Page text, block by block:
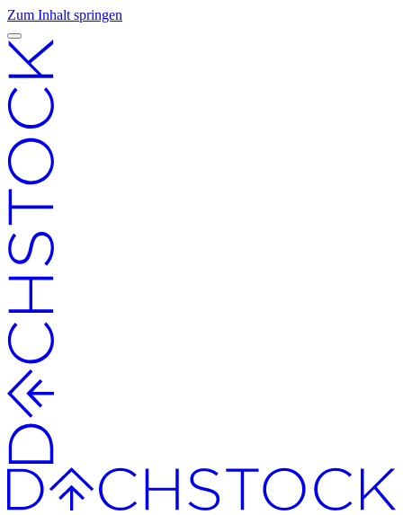
Zum Inhalt springen